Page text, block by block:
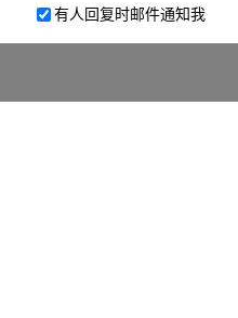
有人回复时邮件通知我